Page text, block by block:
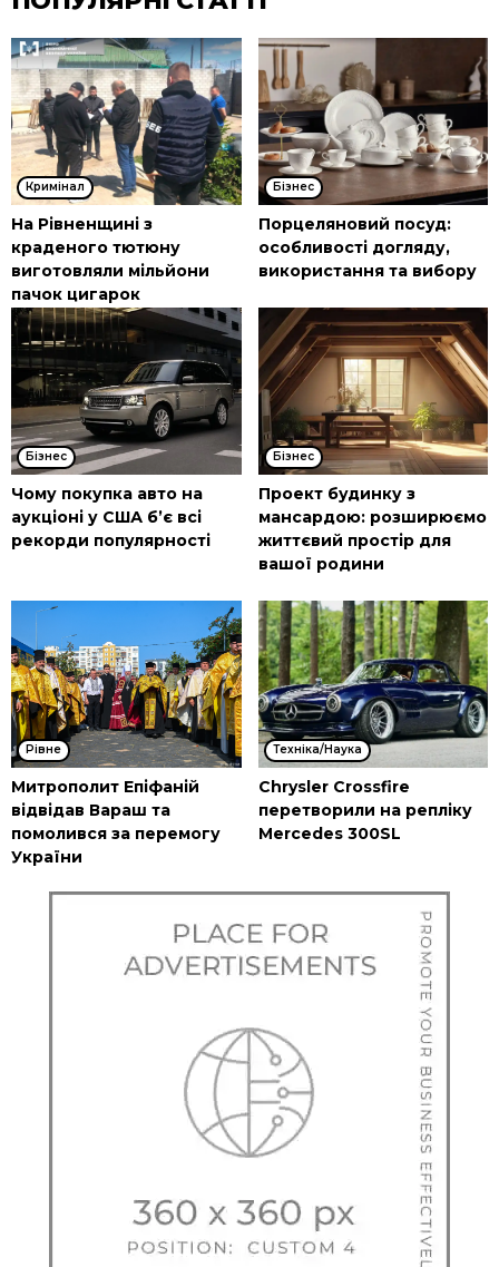
Кримінал
На Рівненщині з
краденого тютюну
виготовляли мільйони
пачок цигарок
Бізнес
Порцеляновий посуд:
особливості догляду,
використання та вибору
Бізнес
Чому покупка авто на
аукціоні у США б’є всі
рекорди популярності
Бізнес
Проект будинку з
мансардою: розширюємо
життєвий простір для
вашої родини
Рівне
Митрополит Епіфаній
відвідав Вараш та
помолився за перемогу
України
Техніка/Наука
Chrysler Crossfire
перетворили на репліку
Mercedes 300SL